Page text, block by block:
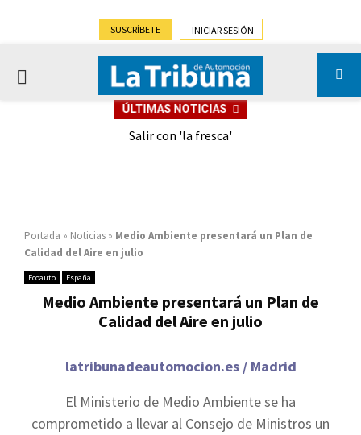
SUSCRÍBETE INICIAR SESIÓN
PRIMARY
ÚLTIMAS NOTICIAS
Salir con 'la fresca'
Portada » Noticias » Medio Ambiente presentará un Plan de
Calidad del Aire en julio
Ecoauto España
Medio Ambiente presentará un Plan de
Calidad del Aire en julio
latribunadeautomocion.es / Madrid
El Ministerio de Medio Ambiente se ha
comprometido a llevar al Consejo de Ministros un